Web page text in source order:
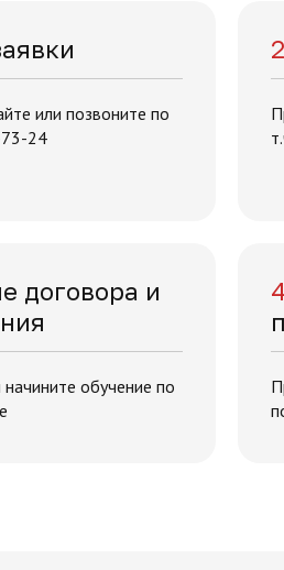
договора и
или позвоните по
24
обучение по